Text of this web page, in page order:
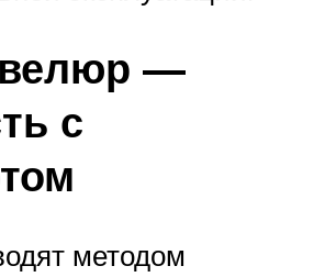
—
с
методом